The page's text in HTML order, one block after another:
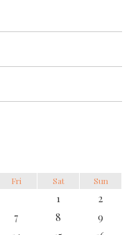
Fri Sat Sun
1
2
7 8
9